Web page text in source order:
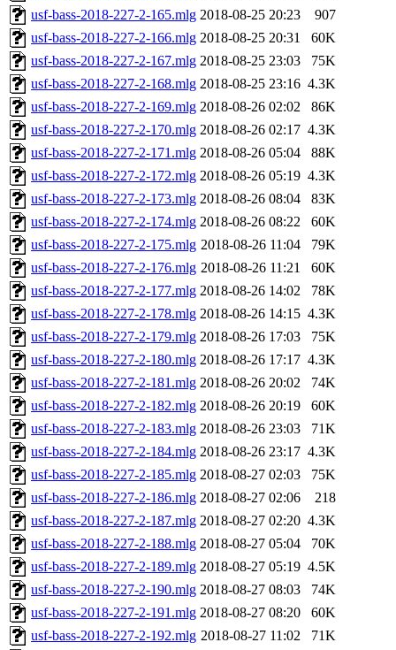
usf-bass-2018-227-2-165.mlg 2018-08-25 20:23
907
usf-bass-2018-227-2-166.mlg 2018-08-25 20:31
60K
usf-bass-2018-227-2-167.mlg 2018-08-25 23:03
75K
usf-bass-2018-227-2-168.mlg 2018-08-25 23:16 4.3K
usf-bass-2018-227-2-169.mlg 2018-08-26 02:02
86K
usf-bass-2018-227-2-170.mlg 2018-08-26 02:17 4.3K
usf-bass-2018-227-2-171.mlg 2018-08-26 05:04
88K
usf-bass-2018-227-2-172.mlg 2018-08-26 05:19 4.3K
usf-bass-2018-227-2-173.mlg 2018-08-26 08:04
83K
usf-bass-2018-227-2-174.mlg 2018-08-26 08:22
60K
usf-bass-2018-227-2-175.mlg 2018-08-26 11:04
79K
usf-bass-2018-227-2-176.mlg 2018-08-26 11:21
60K
usf-bass-2018-227-2-177.mlg 2018-08-26 14:02
78K
usf-bass-2018-227-2-178.mlg 2018-08-26 14:15 4.3K
usf-bass-2018-227-2-179.mlg 2018-08-26 17:03
75K
usf-bass-2018-227-2-180.mlg 2018-08-26 17:17 4.3K
usf-bass-2018-227-2-181.mlg 2018-08-26 20:02
74K
usf-bass-2018-227-2-182.mlg 2018-08-26 20:19
60K
usf-bass-2018-227-2-183.mlg 2018-08-26 23:03
71K
usf-bass-2018-227-2-184.mlg 2018-08-26 23:17 4.3K
usf-bass-2018-227-2-185.mlg 2018-08-27 02:03
75K
usf-bass-2018-227-2-186.mlg 2018-08-27 02:06
218
usf-bass-2018-227-2-187.mlg 2018-08-27 02:20 4.3K
usf-bass-2018-227-2-188.mlg 2018-08-27 05:04
70K
usf-bass-2018-227-2-189.mlg 2018-08-27 05:19 4.5K
usf-bass-2018-227-2-190.mlg 2018-08-27 08:03
74K
usf-bass-2018-227-2-191.mlg 2018-08-27 08:20
60K
usf-bass-2018-227-2-192.mlg 2018-08-27 11:02
71K